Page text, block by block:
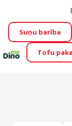
Visu mēnesi Dino
Fotokonkurss
būs 2027.
Suņu barība
Tofu